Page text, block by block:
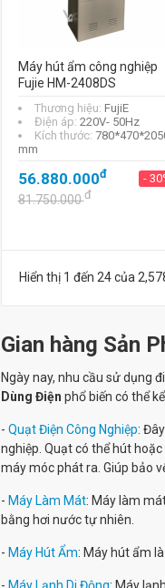
Máy hút ẩm công nghiệp
Fujie HM-2408DS
Thương hiệu: FujiE
Điện áp: 220V- 50Hz
Kích thước:
mm
56.880.000đ -
81.750.000đ
Hiển thị 1 đến 24 của
Gian hàng Sản
Ngày nay, nhu cầu sử dụng
Dùng Điện phổ biến có thể
- Quạt Điện Công Nghiệp:
nghiệp. Quạt có thể hút
máy móc phát ra. Giúp bảo
- Máy Làm Mát: Máy làm
bằng hơi nước tự nhiên.
- Máy Hút Ẩm: Máy hút ẩm